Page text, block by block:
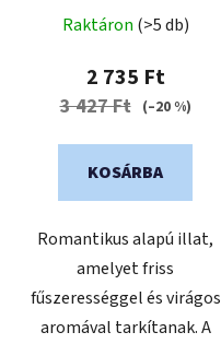
Raktáron (>5 db)
2 735 Ft
3 427 Ft (–20 %)
KOSÁRBA
Romantikus alapú illat,
amelyet friss
fűszerességgel és virágos
aromával tarkítanak. A